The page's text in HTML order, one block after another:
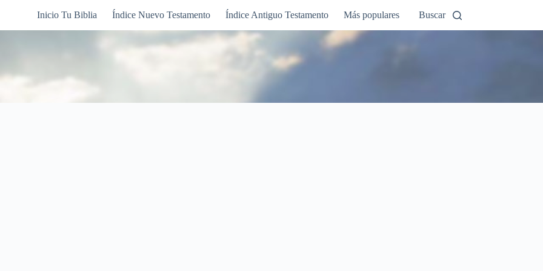
Inicio Tu Biblia Índice Nuevo Testamento Índice Antiguo Testamento Más populares Buscar